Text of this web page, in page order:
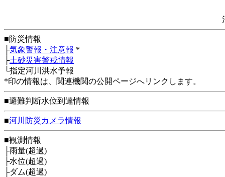
■防災情報
├気象警報・注意報 *
├土砂災害警戒情報
└指定河川洪水予報
*印の情報は、関連機関の公開ページへリンクします。
■避難判断水位到達情報
■河川防災カメラ情報
■観測情報
├雨量(超過)
├水位(超過)
├ダム(超過)